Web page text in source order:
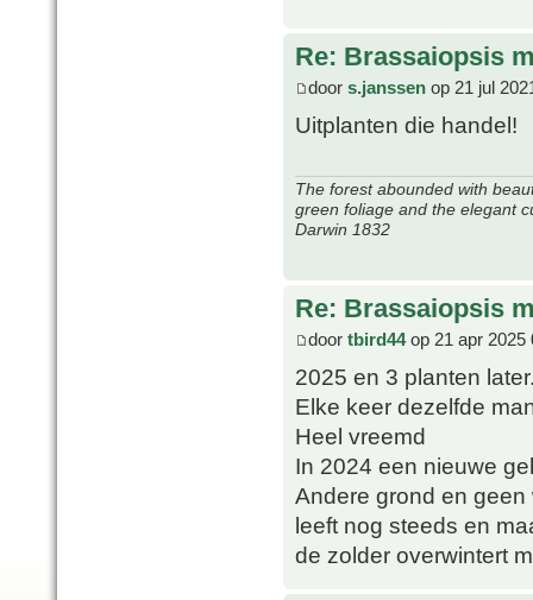
Re: Brassaiopsis
door s.janssen op 21 jul
Uitplanten die handel!
The forest abounded with
green foliage and the elegant
Darwin 1832
Re: Brassaiopsis
door tbird44op 21 apr 2025
2025 en 3 planten
Elke keer dezelfde
Heel vreemd
In 2024 een nieuwe
Andere grond en
leeft nog steeds en
de zolder overwintert